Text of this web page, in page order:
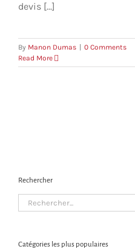
devis [...]
By Manon Dumas
0 Comments
Read More
Rechercher
Search
for:
Catégories les plus populaires